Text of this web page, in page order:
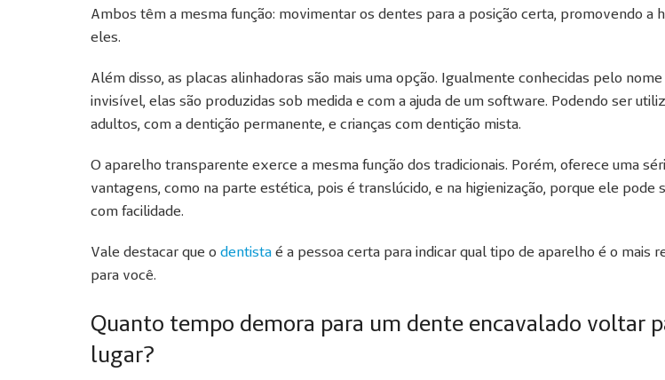
Ambos têm a mesma função: movimentar os dentes para a posição certa, promovendo a
eles.
Além disso, as placas alinhadoras são mais uma opção. Igualmente conhecidas pelo
invisível, elas são produzidas sob medida e com a ajuda de um software. Podendo ser
adultos, com a dentição permanente, e crianças com dentição mista.
O aparelho transparente exerce a mesma função dos tradicionais. Porém, oferece uma
vantagens, como na parte estética, pois é translúcido, e na higienização, porque ele pode
com facilidade.
Vale destacar que o dentista é a pessoa certa para indicar qual tipo de aparelho é o mais
para você.
Quanto tempo demora para um dente encavalado voltar
lugar?